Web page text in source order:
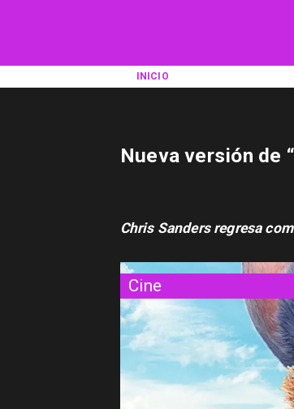
INICIO
Cine
Nueva versión de
Chris Sanders regresa